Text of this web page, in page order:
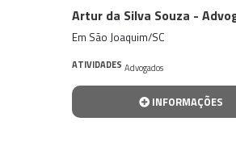
Artur da Silva Souza -
Em São Joaquim/SC
ATIVIDADES Advogados
INFORMAÇÕES